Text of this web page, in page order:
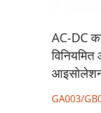
AC-DC
GA003/